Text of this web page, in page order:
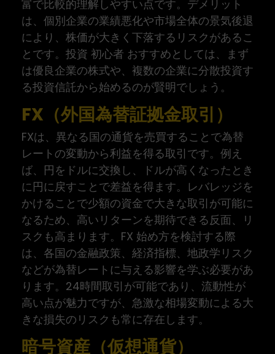
富で比較的理解しやすい点です。デメリット
は、個別企業の業績悪化や市場全体の景気後退
により、株価が大きく下落するリスクがあるこ
とです。投資 初心者 おすすめとしては、まず
は優良企業の株式や、複数の企業に分散投資す
る投資信託から始めるのが賢明でしょう。
FX（外国為替証拠金取引）
FXは、異なる国の通貨を売買することで為替
レートの変動から利益を得る取引です。例え
ば、円をドルに交換し、ドルが高くなったとき
に円に戻すことで差益を得ます。レバレッジを
かけることで少額の資金で大きな取引が可能に
なるため、高いリターンを期待できる反面、リ
スクも高まります。FX 始め方を検討する際
は、各国の金融政策、経済指標、地政学リスク
などが為替レートに与える影響を学ぶ必要があ
ります。24時間取引が可能であり、流動性が
高い点が魅力ですが、急激な相場変動による大
きな損失のリスクも常に存在します。
暗号資産（仮想通貨）